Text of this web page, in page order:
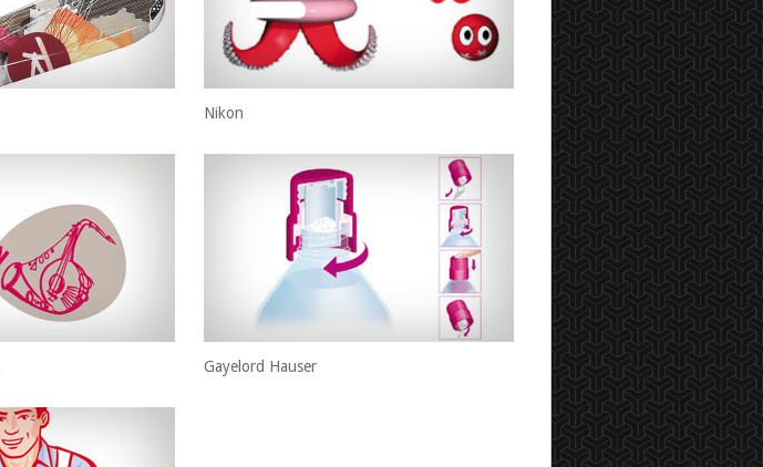
Nikon
Gayelord Hauser